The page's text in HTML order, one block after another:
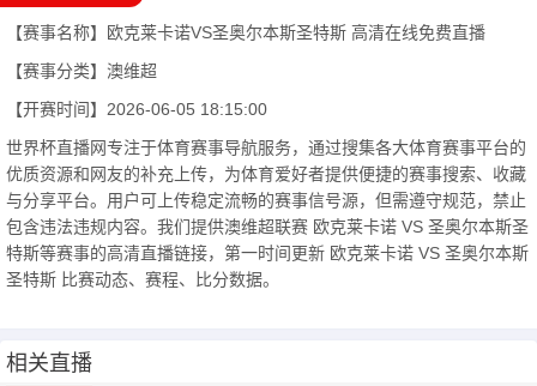
【赛事名称】 欧克莱卡诺VS圣奥尔本斯圣特斯 高清在线免费直播
【赛事分类】 澳维超
【开赛时间】 2026-06-05 18:15:00
世界杯直播网专注于体育赛事导航服务，通过搜集各大体育赛事平台的
优质资源和网友的补充上传，为体育爱好者提供便捷的赛事搜索、收藏
与分享平台。用户可上传稳定流畅的赛事信号源，但需遵守规范，禁止
包含违法违规内容。我们提供澳维超联赛 欧克莱卡诺 VS 圣奥尔本斯圣
特斯等赛事的高清直播链接，第一时间更新 欧克莱卡诺 VS 圣奥尔本斯
圣特斯 比赛动态、赛程、比分数据。
相关直播